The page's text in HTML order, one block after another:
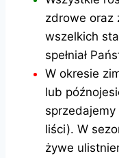
zdrowe oraz
wszelkich
spełniał
W okresie
lub
liści). W
żywe